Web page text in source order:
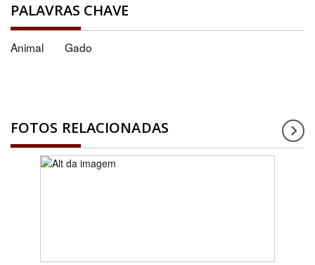
PALAVRAS CHAVE
Animal Gado
FOTOS RELACIONADAS